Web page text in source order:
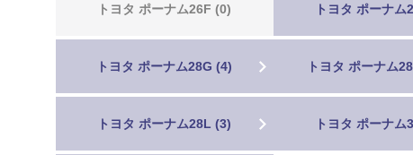
トヨタ ポーナム26F (0) トヨタ ポーナム
トヨタ ポーナム28G (4) トヨタ ポーナム
トヨタ ポーナム28L (3) トヨタ ポーナム